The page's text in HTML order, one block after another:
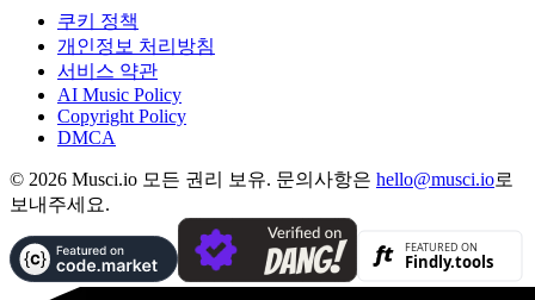
쿠키 정책
개인정보 처리방침
서비스 약관
AI Music Policy
Copyright Policy
DMCA
© 2026 Musci.io 모든 권리 보유. 문의사항은 hello@musci.io로
보내주세요.